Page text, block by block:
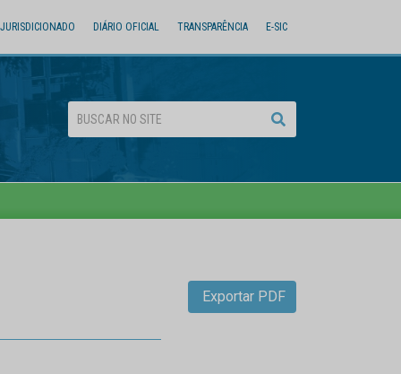
JURISDICIONADO DIÁRIO OFICIAL TRANSPARÊNCIA E-SIC
Exportar PDF